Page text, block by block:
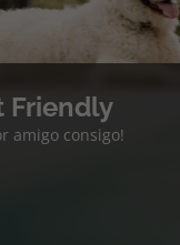
Friendly
amigo consigo!